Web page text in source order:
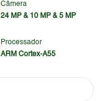
Câmera
24 MP & 10 MP & 5 MP
Processador
ARM Cortex-A55